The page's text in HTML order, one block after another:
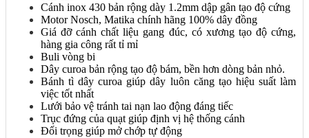
Cánh inox 430 bản rộng dày 1.2mm dập gân tạo độ cứng
Motor Nosch, Matika chính hãng 100% dây đồng
Giá đỡ cánh chất liệu gang đúc, có xương tạo độ cứng,
hàng gia công rất tỉ mỉ
Buli vòng bi
Dây curoa bản rộng tạo độ bám, bền hơn dòng bản nhỏ.
Bánh tì dây curoa giúp dây luôn căng tạo hiệu suất làm
việc tốt nhất
Lưới bảo vệ tránh tai nạn lao động đáng tiếc
Trục đứng của quạt giúp định vị hệ thống cánh
Đối trọng giúp mở chớp tự động